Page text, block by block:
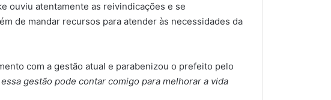
ouviu atentamente as reivindicações e se
de mandar recursos para atender às necessidades da
com a gestão atual e parabenizou o prefeito pelo
gestão pode contar comigo para melhorar a vida